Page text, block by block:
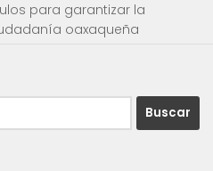
para garantizar la
oaxaqueña